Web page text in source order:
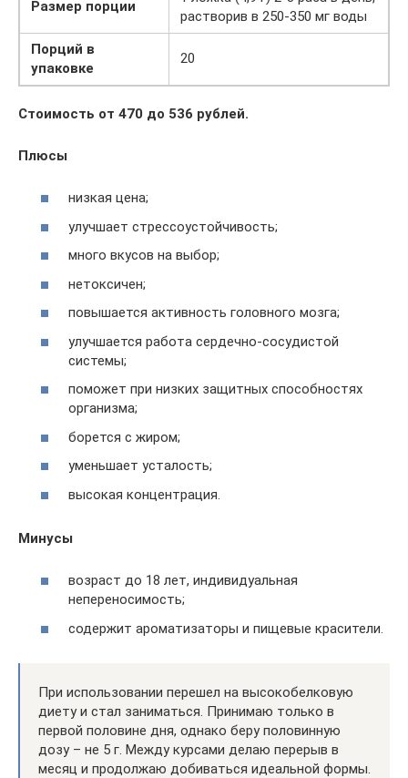
Размер порции
растворив в 250-350 мг воды
Порций в
упаковке
20
Стоимость от 470 до 536 рублей.
Плюсы
низкая цена;
улучшает стрессоустойчивость;
много вкусов на выбор;
нетоксичен;
повышается активность головного мозга;
улучшается работа сердечно-сосудистой
системы;
поможет при низких защитных способностях
организма;
борется с жиром;
уменьшает усталость;
высокая концентрация.
Минусы
возраст до 18 лет, индивидуальная
непереносимость;
содержит ароматизаторы и пищевые красители.
При использовании перешел на высокобелковую
диету и стал заниматься. Принимаю только в
первой половине дня, однако беру половинную
дозу – не 5 г. Между курсами делаю перерыв в
месяц и продолжаю добиваться идеальной формы.